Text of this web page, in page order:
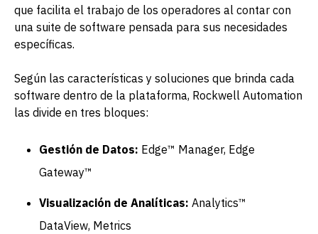
que facilita el trabajo de los operadores al contar con
una suite de software pensada para sus necesidades
específicas.
Según las características y soluciones que brinda cada
software dentro de la plataforma, Rockwell Automation
las divide en tres bloques:
Gestión de Datos: Edge™ Manager, Edge
Gateway™
Visualización de Analíticas:Analytics™
DataView, Metrics